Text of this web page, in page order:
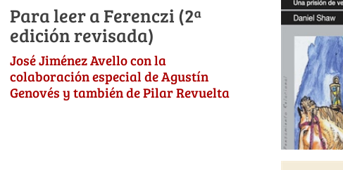
Para leer a Ferenczi (2ª
edición revisada)
José Jiménez Avello con la
colaboración especial de Agustín
Genovés y también de Pilar Revuelta